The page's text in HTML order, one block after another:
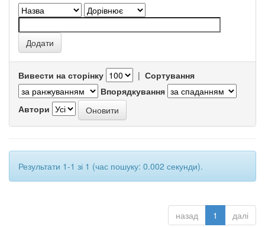
Вивести на сторінку | Сортування
Впорядкування
Автори
Результати 1-1 зі 1 (час пошуку: 0.002 секунди).
назад 1 далі